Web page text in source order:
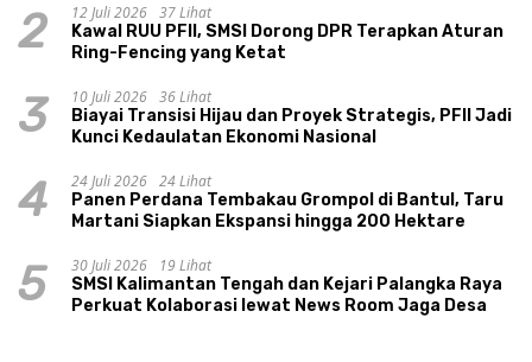
2 12 Juli 2026 37 Lihat
Kawal RUU PFII, SMSI Dorong DPR Terapkan Aturan
Ring-Fencing yang Ketat
3 10 Juli 2026 36 Lihat
Biayai Transisi Hijau dan Proyek Strategis, PFII Jadi
Kunci Kedaulatan Ekonomi Nasional
4 24 Juli 2026 24 Lihat
Panen Perdana Tembakau Grompol di Bantul, Taru
Martani Siapkan Ekspansi hingga 200 Hektare
5 30 Juli 2026
19 Lihat
SMSI Kalimantan Tengah dan Kejari Palangka Raya
Perkuat Kolaborasi lewat News Room Jaga Desa